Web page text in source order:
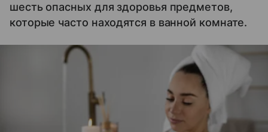
шесть опасных для здоровья предметов,
которые часто находятся в ванной комнате.